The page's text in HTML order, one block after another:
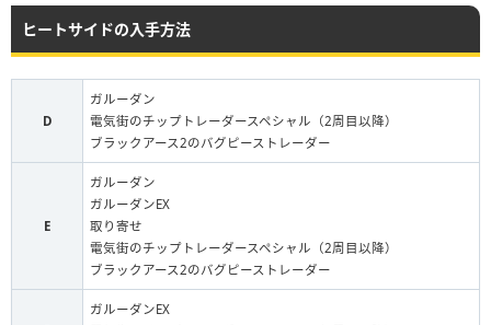
ヒートサイドの入手方法
D
ガルーダン
電気街のチップトレーダースペシャル（2周目以降）
ブラックアース2のバグピーストレーダー
E
ガルーダン
ガルーダンEX
取り寄せ
電気街のチップトレーダースペシャル（2周目以降）
ブラックアース2のバグピーストレーダー
ガルーダンEX